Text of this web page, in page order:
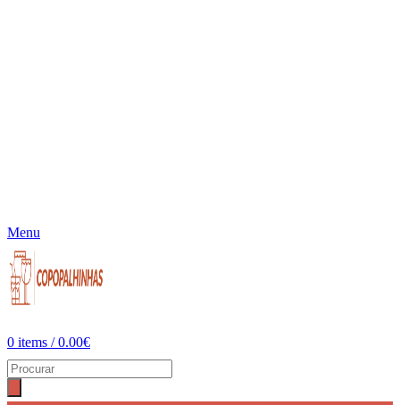
Menu
0 items / 0.00€